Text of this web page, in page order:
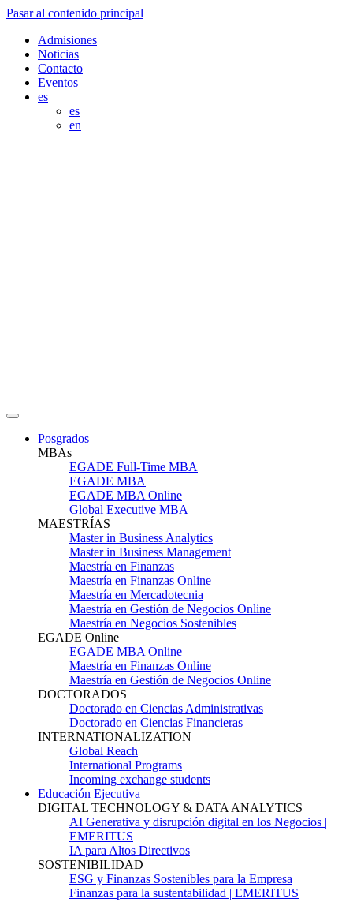
Pasar al contenido principal
Admisiones
Noticias
Contacto
Eventos
es
es
en
Posgrados
MBAs
EGADE Full-Time MBA
EGADE MBA
EGADE MBA Online
Global Executive MBA
MAESTRÍAS
Master in Business Analytics
Master in Business Management
Maestría en Finanzas
Maestría en Finanzas Online
Maestría en Mercadotecnia
Maestría en Gestión de Negocios Online
Maestría en Negocios Sostenibles
EGADE Online
EGADE MBA Online
Maestría en Finanzas Online
Maestría en Gestión de Negocios Online
DOCTORADOS
Doctorado en Ciencias Administrativas
Doctorado en Ciencias Financieras
INTERNATIONALIZATION
Global Reach
International Programs
Incoming exchange students
Educación Ejecutiva
DIGITAL TECHNOLOGY & DATA ANALYTICS
AI Generativa y disrupción digital en los Negocios |
EMERITUS
IA para Altos Directivos
SOSTENIBILIDAD
ESG y Finanzas Sostenibles para la Empresa
Finanzas para la sustentabilidad | EMERITUS